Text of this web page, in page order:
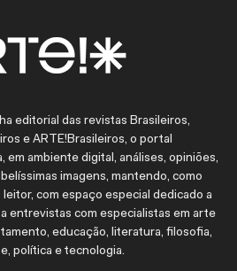
editorial das revistas Brasileiros,
e ARTE!Brasileiros, o portal
em ambiente digital, análises, opiniões,
imagens, mantendo, como
com espaço especial dedicado a
entrevistas com especialistas em arte
educação, literatura, filosofia,
política e tecnologia.